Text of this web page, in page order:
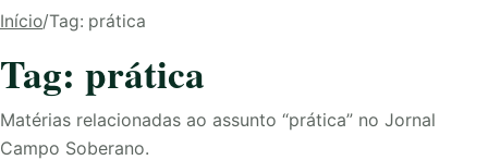
Início/Tag: prática
Tag: prática
Matérias relacionadas ao assunto “prática” no Jornal
Campo Soberano.